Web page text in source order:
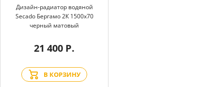
Дизайн-радиатор водяной
Secado Бергамо 2К 1500x70
черный матовый
21 400 Р.
В КОРЗИНУ